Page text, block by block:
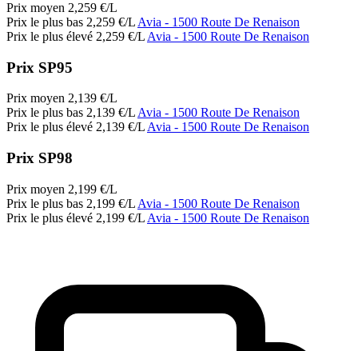
Prix moyen 2,259 €/L
Prix le plus bas 2,259 €/L Avia - 1500 Route De Renaison
Prix le plus élevé 2,259 €/L Avia - 1500 Route De Renaison
Prix SP95
Prix moyen 2,139 €/L
Prix le plus bas 2,139 €/LAvia - 1500 Route De Renaison
Prix le plus élevé 2,139 €/LAvia - 1500 Route De Renaison
Prix SP98
Prix moyen 2,199 €/L
Prix le plus bas 2,199 €/L Avia - 1500 Route De Renaison
Prix le plus élevé 2,199 €/L Avia - 1500 Route De Renaison